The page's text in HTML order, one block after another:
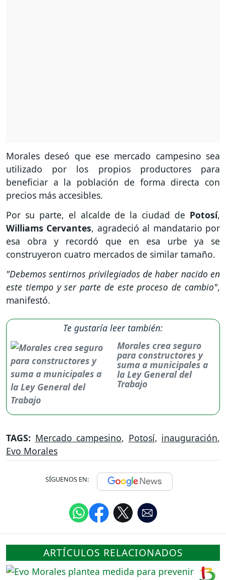
Morales deseó que ese mercado campesino sea
utilizado por los propios productores para
beneficiar a la población de forma directa con
precios más accesibles.
Por su parte, el alcalde de la ciudad de Potosí,
Williams Cervantes, agradeció al mandatario por
esa obra y recordó que en esa urbe ya se
construyeron cuatro mercados de similar tamaño.
"Debemos sentirnos privilegiados de haber nacido en
este tiempo y ser parte de este proceso de cambio",
manifestó.
Te gustaría leer también:
Morales crea seguro
para constructores y
suma a municipales a
la Ley General del
Trabajo
TAGS: Mercado campesino, Potosí, inauguración,
Evo Morales
SÍGUENOS EN:
ARTÍCULOS RELACIONADOS